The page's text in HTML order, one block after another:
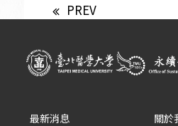
PREV
最新消息
關於